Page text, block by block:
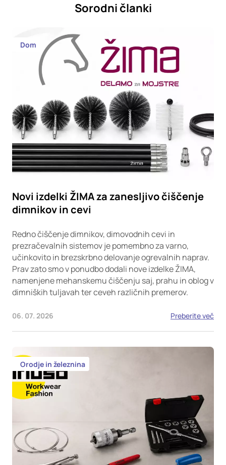
Sorodni članki
Dom
Novi izdelki ŽIMA za zanesljivo čiščenje
dimnikov in cevi
Redno čiščenje dimnikov, dimovodnih cevi in
prezračevalnih sistemov je pomembno za varno,
učinkovito in brezskrbno delovanje ogrevalnih naprav.
Prav zato smo v ponudbo dodali nove izdelke ŽIMA,
namenjene mehanskemu čiščenju saj, prahu in oblog v
dimniških tuljavah ter ceveh različnih premerov.
06. 07. 2026 Preberite več
Orodje in železnina